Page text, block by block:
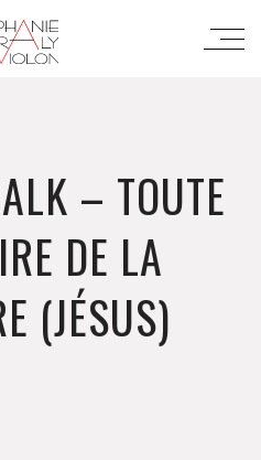
– TOUTE
DE LA
(JÉSUS)